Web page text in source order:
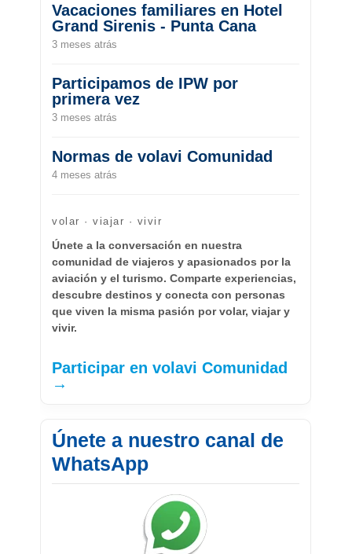
Vacaciones familiares en Hotel
Grand Sirenis - Punta Cana
3 meses atrás
Participamos de IPW por
primera vez
3 meses atrás
Normas de volavi Comunidad
4 meses atrás
volar · viajar · vivir
Únete a la conversación en nuestra
comunidad de viajeros y apasionados por la
aviación y el turismo. Comparte experiencias,
descubre destinos y conecta con personas
que viven la misma pasión por volar, viajar y
vivir.
Participar en volavi Comunidad
→
Únete a nuestro canal de
WhatsApp